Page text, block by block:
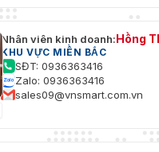
Nhân viên kinh doanh:Hồng
KHU VỰC MIỀN BẮC
SĐT: 0936363416
Zalo: 0936363416
sales09@vnsmart.com.vn